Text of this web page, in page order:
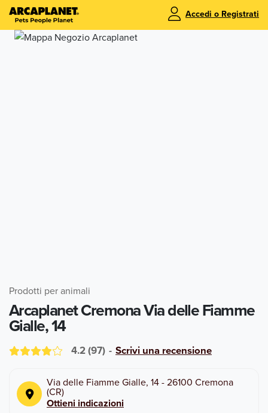
Accedi o Registrati
Prodotti per animali
Arcaplanet Cremona Via delle Fiamme
Gialle, 14
4.2(97) - Scrivi una recensione
Via delle Fiamme Gialle, 14-26100 Cremona
(CR)
Ottieni indicazioni